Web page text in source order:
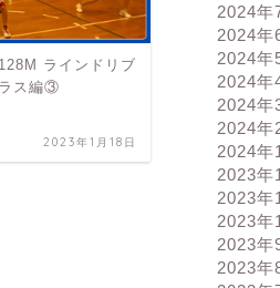
ラインドリブ
ス編③
2023年1月18日
【その他】
リブル) ミ
2024年
2024年
2024年
2024年
2024年
2024年
2024年
2023年
2023年
2023年
2023年
2023年